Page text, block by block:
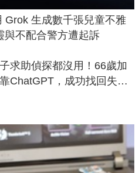
Grok 生成數千張兒童不雅
與不配合警方遭起訴
求助偵探都沒用！66歲加
ChatGPT，成功找回失散